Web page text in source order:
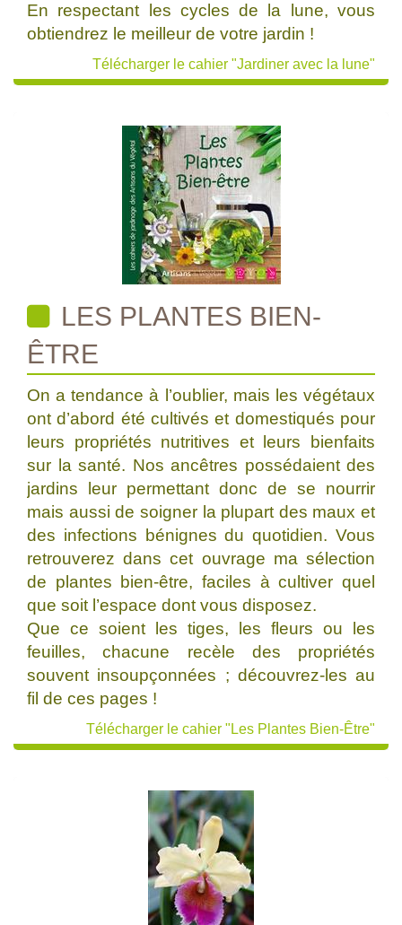
En respectant les cycles de la lune, vous
obtiendrez le meilleur de votre jardin !
Télécharger le cahier "Jardiner avec la lune"
LES PLANTES BIEN-
ÊTRE
On a tendance à l’oublier, mais les végétaux
ont d’abord été cultivés et domestiqués pour
leurs propriétés nutritives et leurs bienfaits
sur la santé. Nos ancêtres possédaient des
jardins leur permettant donc de se nourrir
mais aussi de soigner la plupart des maux et
des infections bénignes du quotidien. Vous
retrouverez dans cet ouvrage ma sélection
de plantes bien-être, faciles à cultiver quel
que soit l’espace dont vous disposez.
Que ce soient les tiges, les fleurs ou les
feuilles, chacune recèle des propriétés
souvent insoupçonnées ; découvrez-les au
fil de ces pages !
Télécharger le cahier "Les Plantes Bien-Être"